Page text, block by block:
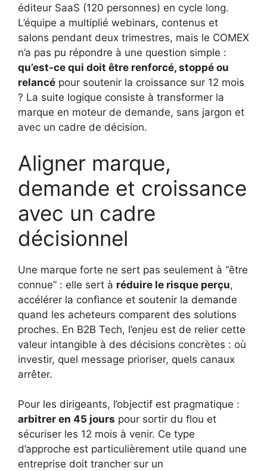
éditeur SaaS (120 personnes) en cycle long.
L’équipe a multiplié webinars, contenus et
salons pendant deux trimestres, mais le COMEX
n’a pas pu répondre à une question simple :
qu’est-ce qui doit être renforcé, stoppé ou
relancé pour soutenir la croissance sur 12 mois
? La suite logique consiste à transformer la
marque en moteur de demande, sans jargon et
avec un cadre de décision.
Aligner marque,
demande et croissance
avec un cadre
décisionnel
Une marque forte ne sert pas seulement à “être
connue” : elle sert à réduire le risque perçu,
accélérer la confiance et soutenir la demande
quand les acheteurs comparent des solutions
proches. En B2B Tech, l’enjeu est de relier cette
valeur intangible à des décisions concrètes : où
investir, quel message prioriser, quels canaux
arrêter.
Pour les dirigeants, l’objectif est pragmatique :
arbitrer en 45 jours pour sortir du flou et
sécuriser les 12 mois à venir. Ce type
d’approche est particulièrement utile quand une
entreprise doit trancher sur un